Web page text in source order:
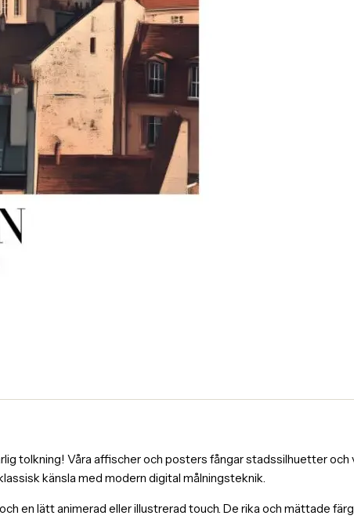
tolkning! Våra affischer och posters fångar stadssilhuetter och
känsla med modern digital målningsteknik.
en lätt animerad eller illustrerad touch. De rika och mättade